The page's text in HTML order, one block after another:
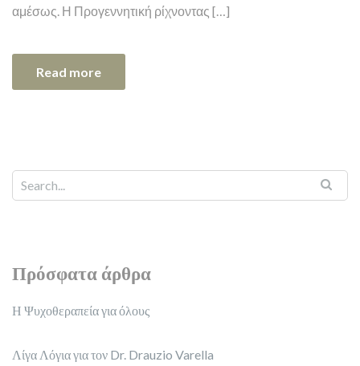
αμέσως. Η Προγεννητική ρίχνοντας […]
Read more
Πρόσφατα άρθρα
Η Ψυχοθεραπεία για όλους
Λίγα Λόγια για τον Dr. Drauzio Varella